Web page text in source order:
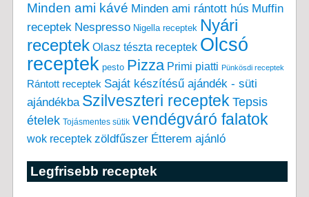
Minden ami kávé Minden ami rántott hús Muffin
receptek Nespresso Nigella receptek Nyári
receptek Olasz tészta receptek Olcsó
receptek pesto Pizza Primi piatti Pünkösdi receptek
Rántott receptek Saját készítésű ajándék - süti
ajándékba Szilveszteri receptek Tepsis
ételek Tojásmentes sütik vendégváró falatok
wok receptek zöldfűszer Étterem ajánló
Legfrisebb receptek